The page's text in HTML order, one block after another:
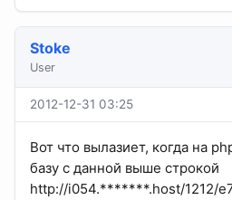
Stoke
User
2012-12-31 03:25
Вот что вылазиет, когда на
базу с данной выше строкой
http://i054.*******.host/1212/